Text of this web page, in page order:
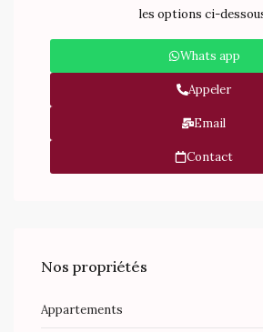
les options ci-
Whats app
Appeler
Email
Contact
Nos propriétés
Appartements